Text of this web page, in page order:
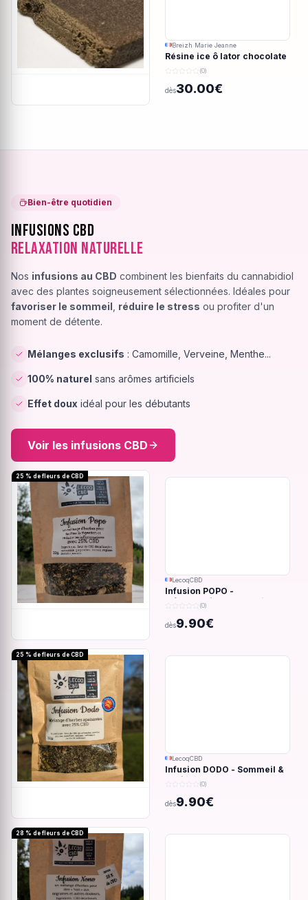
Breizh Marie Jeanne
Résine ice ô lator chocolate
covered strawberry CBD
(0)
dès30.00€
Bien-être quotidien
Infusions CBD
Relaxation Naturelle
Nos infusions au CBD combinent les bienfaits du cannabidiol
avec des plantes soigneusement sélectionnées. Idéales pour
favoriser le sommeil réduire le stress ou profiter d'un
moment de détente.
Mélanges exclusifs : Camomille, Verveine, Menthe...
100% naturel sans arômes artificiels
Effet doux idéal pour les débutants
Voir les infusions CBD
25 % de fleurs de CBD
LecoqCBD
Infusion POPO -
Inflammations du système
digestif - 32g
(0)
dès9.90€
25 % de fleurs de CBD
LecoqCBD
Infusion DODO - Sommeil &
anxiété - 32g
(0)
dès9.90€
28 % de fleurs de CBD